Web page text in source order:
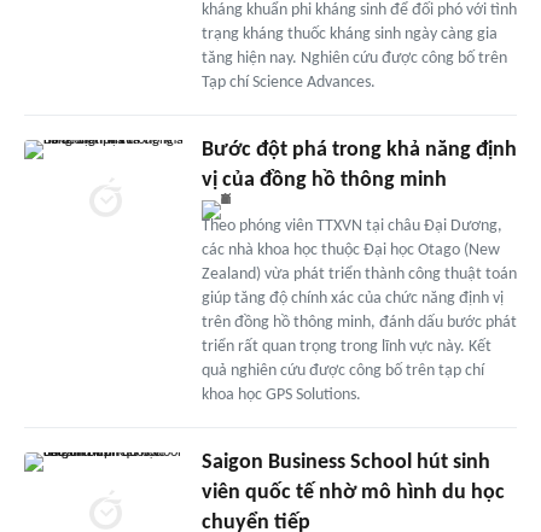
kháng khuẩn phi kháng sinh để đối phó với tình
trạng kháng thuốc kháng sinh ngày càng gia
tăng hiện nay. Nghiên cứu được công bố trên
Tạp chí Science Advances.
Bước đột phá trong khả năng định
vị của đồng hồ thông minh
Theo phóng viên TTXVN tại châu Đại Dương,
các nhà khoa học thuộc Đại học Otago (New
Zealand) vừa phát triển thành công thuật toán
giúp tăng độ chính xác của chức năng định vị
trên đồng hồ thông minh, đánh dấu bước phát
triển rất quan trọng trong lĩnh vực này. Kết
quả nghiên cứu được công bố trên tạp chí
khoa học GPS Solutions.
Saigon Business School hút sinh
viên quốc tế nhờ mô hình du học
chuyển tiếp